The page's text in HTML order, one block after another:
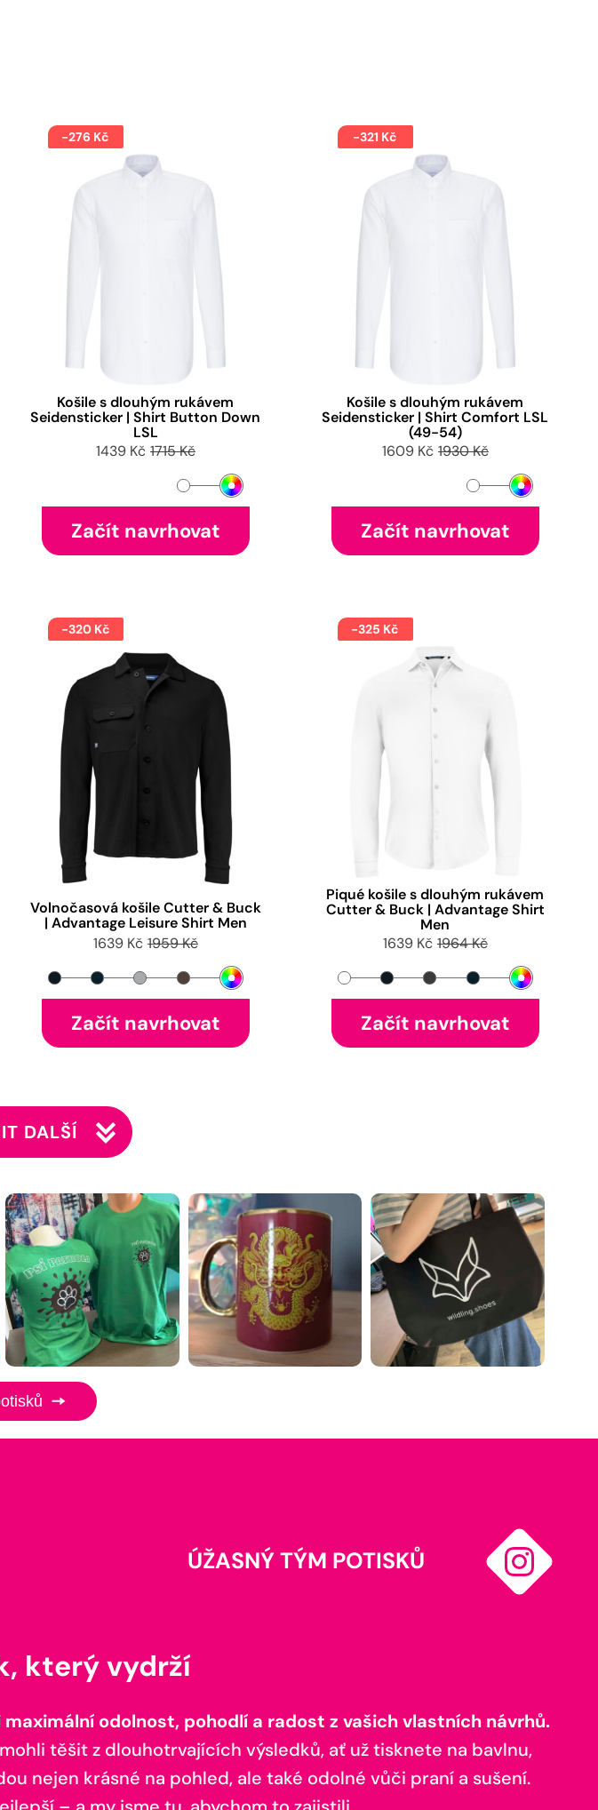
-276 Kč
Košile s dlouhým rukávem
Seidensticker | Shirt Button Down
LSL
1439 Kč 1715 Kč
Začít navrhovat
-321 Kč
Košile s dlouhým rukávem
Seidensticker | Shirt Comfort LSL
(49-54)
1609 Kč 1930 Kč
Začít navrhovat
-320 Kč
Volnočasová košile Cutter & Buck
| Advantage Leisure Shirt Men
1639 Kč 1959 Kč
Začít navrhovat
-325 Kč
Piqué košile s dlouhým rukávem
Cutter & Buck | Advantage Shirt
Men
1639 Kč 1964 Kč
Začít navrhovat
DALŠÍ
ÚŽASNÝ TÝM POTISKŮ
který vydrží
odolnost, pohodlí a radost z vašich vlastních návrhů.
těšit z dlouhotrvajících výsledků, ať už tisknete na bavlnu,
nejen krásné na pohled, ale také odolné vůči praní a sušení.